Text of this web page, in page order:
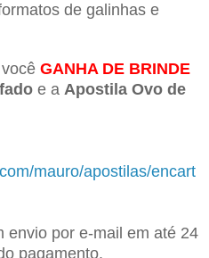
de galinhas e
GANHA DE BRINDE
e a Apostila Ovo de
mauro/apostilas/encart
envio por e-mail em até 24
pagamento.